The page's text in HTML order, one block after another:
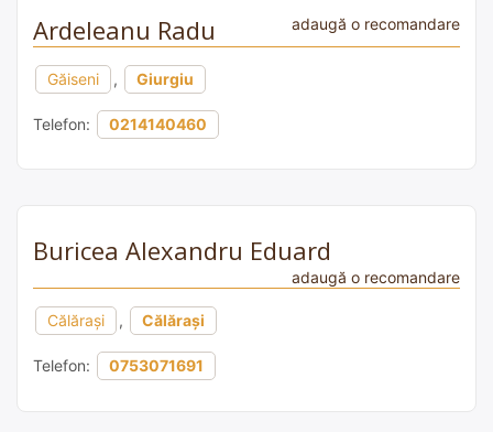
Ardeleanu Radu adaugă o recomandare
Găiseni , Giurgiu
Telefon: 0214140460
Buricea Alexandru Eduard
adaugă o recomandare
Călărași , Călărași
Telefon: 0753071691